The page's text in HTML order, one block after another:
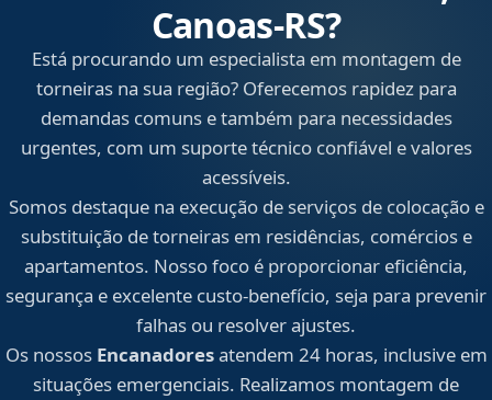
Canoas‑RS?
Está procurando um especialista em montagem de
torneiras na sua região? Oferecemos rapidez para
demandas comuns e também para necessidades
urgentes, com um suporte técnico confiável e valores
acessíveis.
Somos destaque na execução de serviços de colocação e
substituição de torneiras em residências, comércios e
apartamentos. Nosso foco é proporcionar eficiência,
segurança e excelente custo-benefício, seja para prevenir
falhas ou resolver ajustes.
Os nossos Encanadoresatendem 24 horas, inclusive em
situações emergenciais. Realizamos montagem de